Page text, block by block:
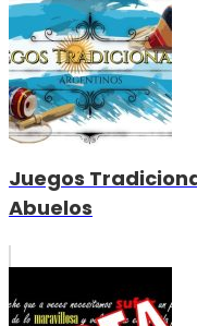
Juegos
Abuelos